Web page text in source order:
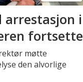
arrestasjon i
fortsette
møtte
den alvorlige